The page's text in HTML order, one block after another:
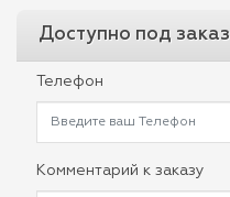
Доступно под заказ
Телефон
Комментарий к заказу